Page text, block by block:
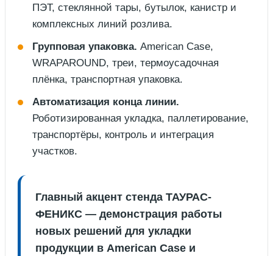
ПЭТ, стеклянной тары, бутылок, канистр и
комплексных линий розлива.
Групповая упаковка. American Case,
WRAPAROUND, треи, термоусадочная
плёнка, транспортная упаковка.
Автоматизация конца линии.
Роботизированная укладка, паллетирование,
транспортёры, контроль и интеграция
участков.
Главный акцент стенда ТАУРАС-
ФЕНИКС — демонстрация работы
новых решений для укладки
продукции в American Case и